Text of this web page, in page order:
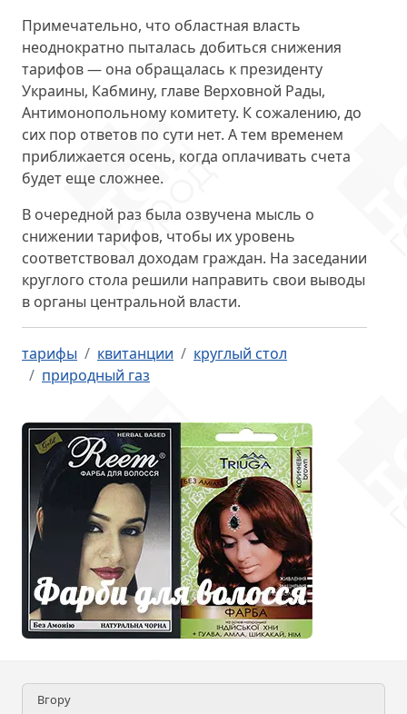
Примечательно, что областная власть
неоднократно пыталась добиться снижения
тарифов — она обращалась к президенту
Украины, Кабмину, главе Верховной Рады,
Антимонопольному комитету. К сожалению, до
сих пор ответов по сути нет. А тем временем
приближается осень, когда оплачивать счета
будет еще сложнее.
В очередной раз была озвучена мысль о
снижении тарифов, чтобы их уровень
соответствовал доходам граждан. На заседании
круглого стола решили направить свои выводы
в органы центральной власти.
тарифы квитанции
круглый стол
природный газ
Вгору